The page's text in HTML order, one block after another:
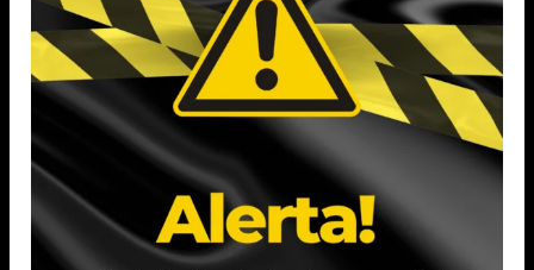
Presidente Roosevelt
Conclusão – Fevereiro/2021
Experiência Profissional
Auxiliar Administrativo(menor aprendiz) Fevereiro/2020
- Fevereiro/2022
Auxiliar Administrativo (CLT) Março/2022 -